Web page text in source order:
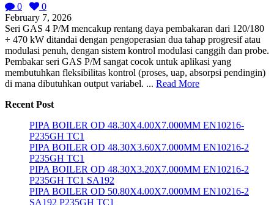
0
0
February 7, 2026
Seri GAS 4 P/M mencakup rentang daya pembakaran dari 120/180
÷ 470 kW ditandai dengan pengoperasian dua tahap progresif atau
modulasi penuh, dengan sistem kontrol modulasi canggih dan probe.
Pembakar seri GAS P/M sangat cocok untuk aplikasi yang
membutuhkan fleksibilitas kontrol (proses, uap, absorpsi pendingin)
di mana dibutuhkan output variabel. ... Read More
Recent Post
PIPA BOILER OD 48.30X4.00X7.000MM EN10216-
P235GH TC1
PIPA BOILER OD 48.30X3.60X7.000MM EN10216-2
P235GH TC1
PIPA BOILER OD 48.30X3.20X7.000MM EN10216-2
P235GH TC1 SA192
PIPA BOILER OD 50.80X4.00X7.000MM EN10216-2
SA192 P235GH TC1